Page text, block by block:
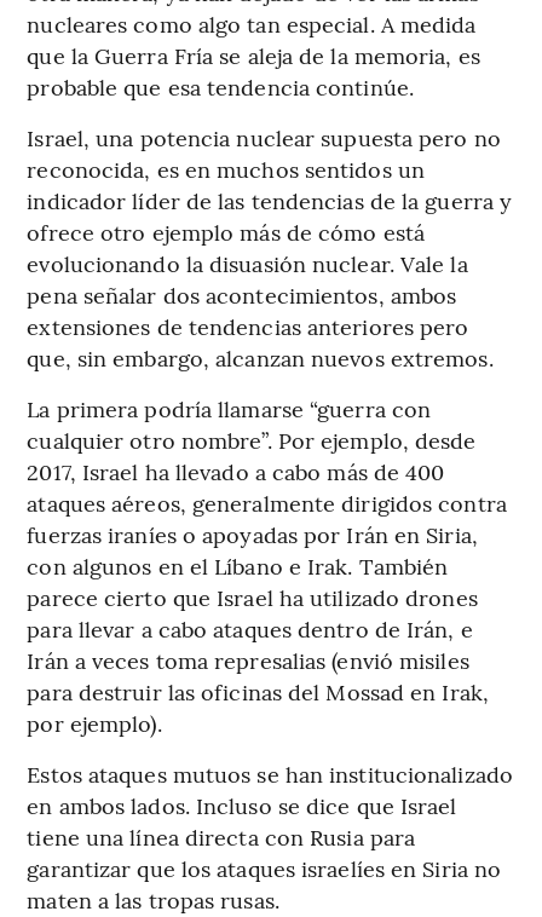
nucleares como algo tan especial. A medida
que la Guerra Fría se aleja de la memoria, es
probable que esa tendencia continúe.
Israel, una potencia nuclear supuesta pero no
reconocida, es en muchos sentidos un
indicador líder de las tendencias de la guerra y
ofrece otro ejemplo más de cómo está
evolucionando la disuasión nuclear. Vale la
pena señalar dos acontecimientos, ambos
extensiones de tendencias anteriores pero
que, sin embargo, alcanzan nuevos extremos.
La primera podría llamarse “guerra con
cualquier otro nombre”. Por ejemplo, desde
2017, Israel ha llevado a cabo más de 400
ataques aéreos, generalmente dirigidos contra
fuerzas iraníes o apoyadas por Irán en Siria,
con algunos en el Líbano e Irak. También
parece cierto que Israel ha utilizado drones
para llevar a cabo ataques dentro de Irán, e
Irán a veces toma represalias (envió misiles
para destruir las oficinas del Mossad en Irak,
por ejemplo).
Estos ataques mutuos se han institucionalizado
en ambos lados. Incluso se dice que Israel
tiene una línea directa con Rusia para
garantizar que los ataques israelíes en Siria no
maten a las tropas rusas.